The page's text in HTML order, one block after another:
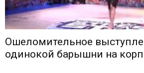
Ошеломительное
одинокой барышни на